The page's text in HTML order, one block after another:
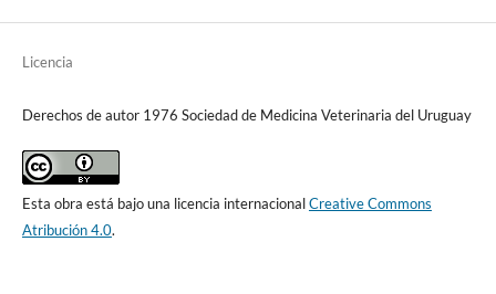
Licencia
Derechos de autor 1976 Sociedad de Medicina Veterinaria del Uruguay
Esta obra está bajo una licencia internacionalCreative Commons
Atribución 4.0.